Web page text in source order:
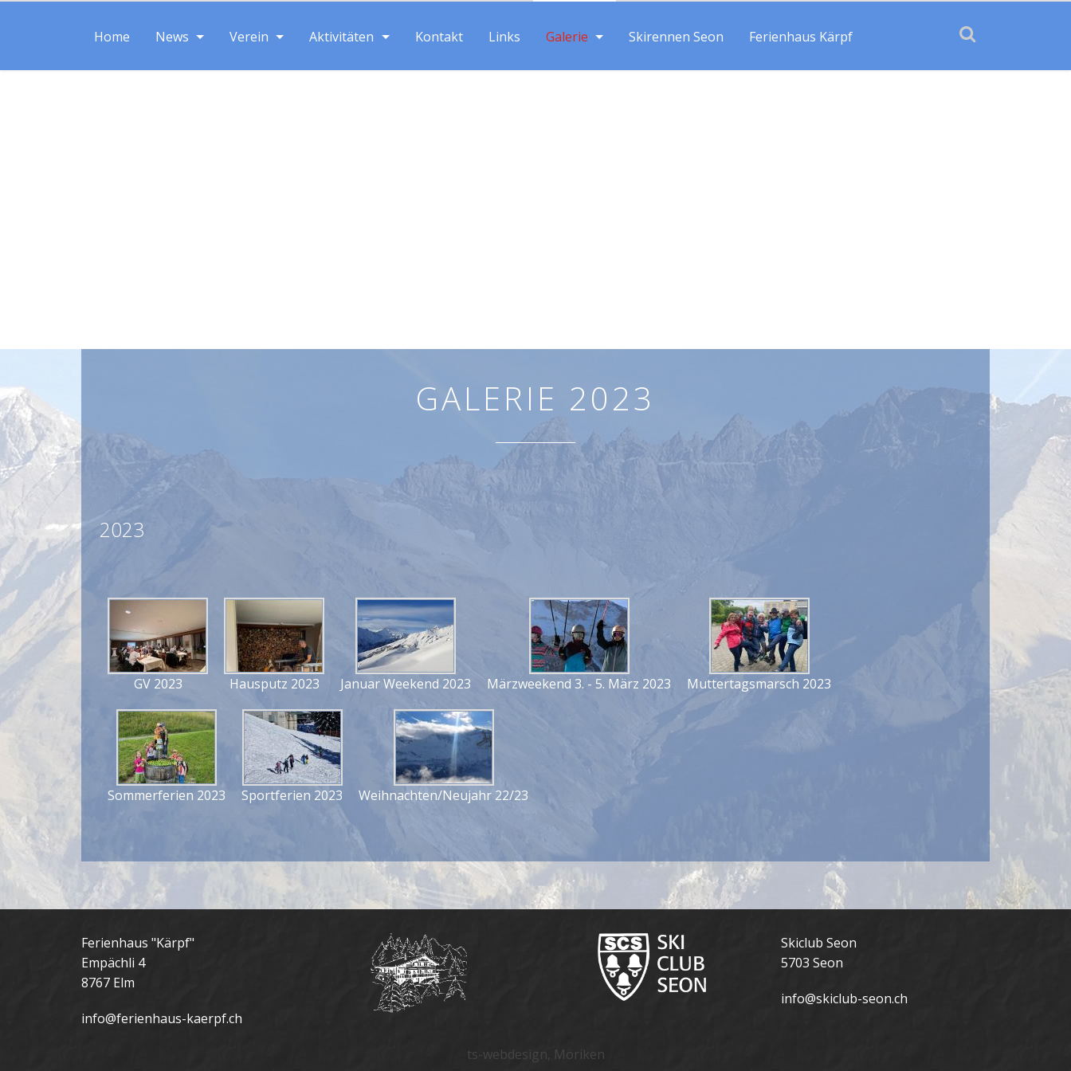
Home News Verein Aktivitäten Kontakt Links Galerie Skirennen Seon Ferienhaus Kärpf
GALERIE 2023
2023
GV 2023 Hausputz 2023 Januar Weekend 2023 Märzweekend 3. - 5. März 2023 Muttertagsmarsch 2023
Sommerferien 2023 Sportferien 2023 Weihnachten/Neujahr 22/23
Ferienhaus "Kärpf"
Empächli 4
8767 Elm
info@ferienhaus-kaerpf.ch
Skiclub Seon
5703 Seon
info@skiclub-seon.ch
ts-webdesign, Möriken